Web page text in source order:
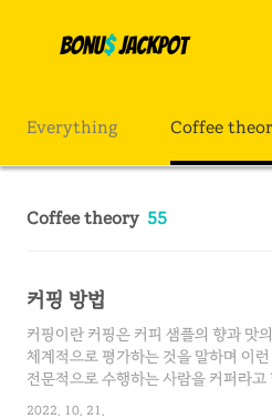
Everything Coffee
Coffee theory 55
커핑 방법
커핑이란 커핑은 커피 샘플의 향과 맛
체계적으로 평가하는 것을 말하며 이
전문적으로 수행하는 사람을 커퍼라고
2022. 10. 21.